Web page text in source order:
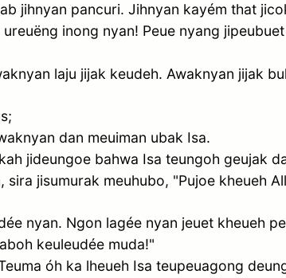
jihnyan pancuri. Jihnyan kayém that
inong nyan! Peue nyang
laju jijak keudeh. Awaknyan jijak
dan meuiman ubak Isa.
jideungoe bahwa Isa teungoh geujak
jisumurak meuhubo, "Pujoe kheueh
nyan. Ngon lagée nyan jeuet kheueh
keuleudée muda!"
óh ka lheueh Isa teupeuagong